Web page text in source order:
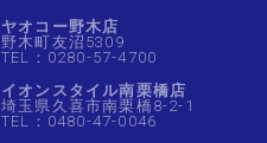
ヤオコー野木店
野木町友沼5309
TEL：0280-57-4700
イオンスタイル南栗橋店
埼玉県久喜市南栗橋8-2-1
TEL：0480-47-0046